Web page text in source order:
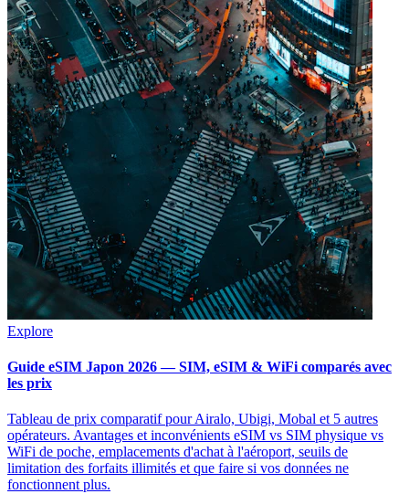
Explore
Guide eSIM Japon 2026 — SIM, eSIM & WiFi comparés avec
les prix
Tableau de prix comparatif pour Airalo, Ubigi, Mobal et 5 autres
opérateurs. Avantages et inconvénients eSIM vs SIM physique vs
WiFi de poche, emplacements d'achat à l'aéroport, seuils de
limitation des forfaits illimités et que faire si vos données ne
fonctionnent plus.